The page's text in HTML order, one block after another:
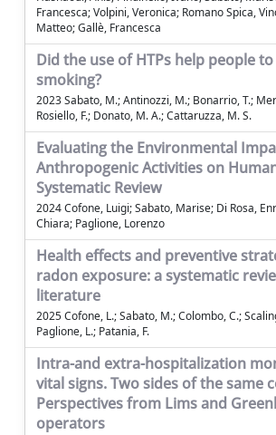
Francesca; Volpini, Veronica; Romano Spica,
Matteo; Gallè, Francesca
Did the use of HTPs help people
smoking?
2023 Sabato, M.; Antinozzi, M.; Bonarrio, T.;
Rosiello, F.; Donato, M. A.; Cattaruzza, M. S.
Evaluating the Environmental
Anthropogenic Activities on
Systematic Review
2024 Cofone, Luigi; Sabato, Marise; Di Rosa,
Chiara; Paglione, Lorenzo
Health effects and preventive
radon exposure: a systematic
literature
2025 Cofone, L.; Sabato, M.; Colombo, C.;
Paglione, L.; Patania, F.
Intra-and extra-hospitalization
vital signs. Two sides of the same
Perspectives from Lims and
operators